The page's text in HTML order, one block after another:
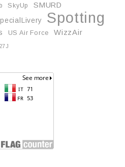
SkyUp
SMURD
Spotting
US Air Force
WizzAir